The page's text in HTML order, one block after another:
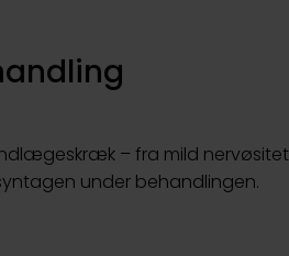
– fra mild nervøsitet
under behandlingen.